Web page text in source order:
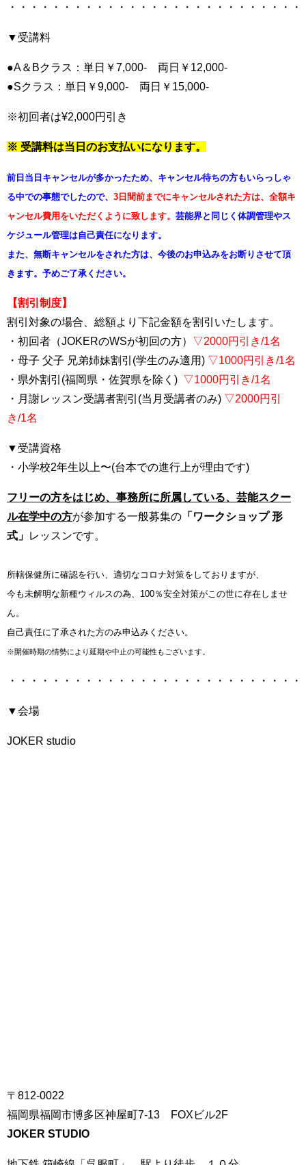
・・・・・・・・・・・・・・・・・・・・・・・・・・
▼受講料
●A＆Bクラス：単日￥7,000- 両日￥12,000-
●Sクラス：単日￥9,000- 両日￥15,000-
※初回者は¥2,000円引き
※ 受講料は当日のお支払いになります。
前日当日キャンセルが多かったため、 キャンセル待ちの方もいらっしゃ
る中での事態でしたので、 3日間前までにキャンセルされた方は、 全額キ
ャンセル費用をいただくように致します。 芸能界と同じく 体調管理やス
ケジュール管理は自己責任になります。
また、無断キャンセルをされた方は、今後のお申込みをお断りさせて頂
きます。予めご了承ください。
【割引制度】
割引対象の場合、総額より下記金額を割引いたします。
・初回者（JOKERのWSが初回の方） ▽2000円引き/1名
・母子 父子 兄弟姉妹割引(学生のみ適用) ▽1000円引き/1名
・県外割引(福岡県・佐賀県を除く) ▽1000円引き/1名
・月謝レッスン受講者割引(当月受講者のみ) ▽2000円引
き/1名
▼受講資格
・小学校2年生以上〜(台本での進行上が理由です)
フリーの方をはじめ、事務所に所属している、芸能スクー
ル在学中の方が参加する一般募集の 「ワークショップ 形
式」
レッスンです。
所轄保健所に確認を行い、適切なコロナ対策をしておりますが、
今も未解明な新種ウィルスの為、100％安全対策が この世に存在しませ
ん。
自己責任に了承された方のみ申込みください。
※開催時期の情勢により延期や中止の可能性もございます。
・・・・・・・・・・・・・・・・・・・・・・・・・・
▼会場
JOKER studio
〒812-0022
福岡県福岡市博多区神屋町7-13 FOXビル2F
JOKER STUDIO